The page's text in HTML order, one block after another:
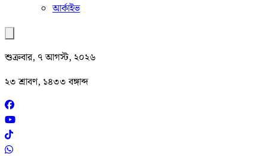
আর্কাইভ
শুক্রবার, ৭ আগস্ট, ২০২৬
২৩ শ্রাবণ, ১৪৩৩ বঙ্গাব্দ